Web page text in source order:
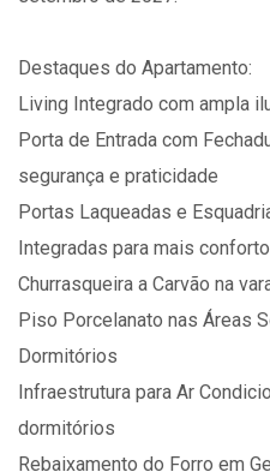
Destaques do Apartamento:
Living Integrado com ampla
Porta de Entrada com
segurança e praticidade
Portas Laqueadas e
Integradas para mais
Churrasqueira a Carvão na
Piso Porcelanato nas Áreas
Dormitórios
Infraestrutura para Ar
dormitórios
Rebaixamento do Forro em